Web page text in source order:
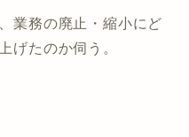
業務の廃止・縮小にど
げたのか伺う。